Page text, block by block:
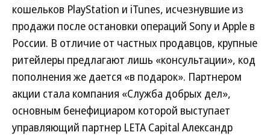
кошельков PlayStation и iTunes, исчезнувшие из
продажи после остановки операций Sony и Apple в
России. В отличие от частных продавцов, крупные
ритейлеры предлагают лишь «консультации», код
пополнения же дается «в подарок». Партнером
акции стала компания «Служба добрых дел»,
основным бенефициаром которой выступает
управляющий партнер LETA Capital Александр